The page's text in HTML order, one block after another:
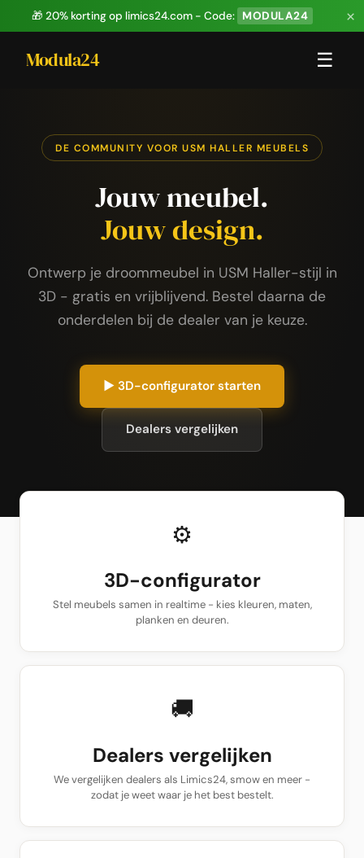
🎁 20% korting op limics24.com - Code: MODULA24 ×
Modula24 ☰
DE COMMUNITY VOOR USM HALLER MEUBELS
Jouw meubel.
Jouw design.
Ontwerp je droommeubel in USM Haller-stijl in
3D - gratis en vrijblijvend. Bestel daarna de
onderdelen bij de dealer van je keuze.
▶ 3D-configurator starten
Dealers vergelijken
⚙
3D-configurator
Stel meubels samen in realtime - kies kleuren, maten,
planken en deuren.
🚚
Dealers vergelijken
We vergelijken dealers als Limics24, smow en meer -
zodat je weet waar je het best bestelt.